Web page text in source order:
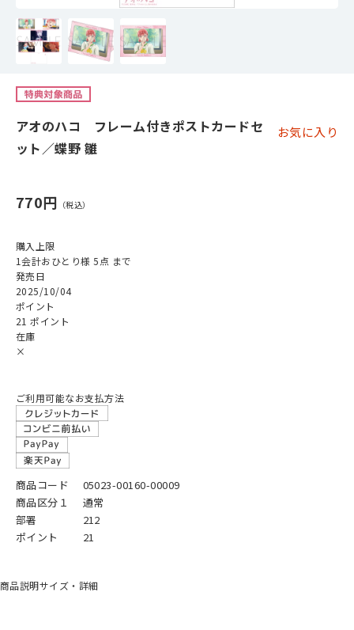
アオのハコ フレーム付きポストカードセ
ット／蝶野 雛
お気に入り
770円
購入上限
1会計おひとり様 5点 まで
発売日
2025/10/04
ポイント
21 ポイント
在庫
×
ご利用可能なお支払方法
商品コード
05023-00160-00009
商品区分１
通常
部署
212
ポイント
21
商品説明サイズ・詳細